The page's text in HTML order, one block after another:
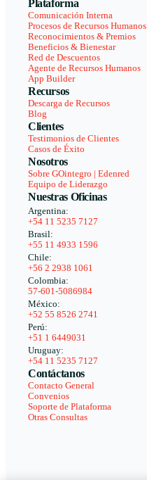
Plataforma
Comunicación Interna
Procesos de Recursos Humanos
Reconocimientos & Premios
Beneficios & Bienestar
Red de Descuentos
Agente de Recursos Humanos
App Builder
Recursos
Descarga de Recursos
Blog
Clientes
Testimonios de Clientes
Casos de Éxito
Nosotros
Sobre GOintegro | Edenred
Equipo de Liderazgo
Nuestras Oficinas
Argentina:
+54 11 5235 7127
Brasil:
+55 11 4933 1596
Chile:
+56 2 2938 1061
Colombia:
57-601-5086984
México:
+52 55 8526 2741
Perú:
+51 1 6449031
Uruguay:
+54 11 5235 7127
Contáctanos
Contacto General
Convenios
Soporte de Plataforma
Otras Consultas